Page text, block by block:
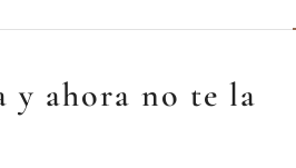
y ahora no te la